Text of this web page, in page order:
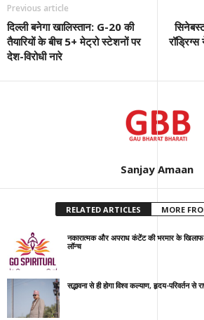
Previous article
दिल्ली बनेगा खालिस्तान: G-20 की
तैयारियों के बीच 5+ मेट्रो स्टेशनों पर
देश-विरोधी नारे
Sanjay Amaan
RELATED ARTICLES MORE
नकारात्मक और अपराध कंटेंट की भरमार के खिलाफ
लॉन्च
सद्भावना से ही होगा विश्व कल्याण, हृदय-परिवर्तन से